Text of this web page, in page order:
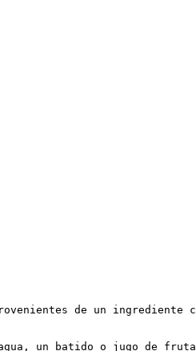
de un
un batido o jugo de